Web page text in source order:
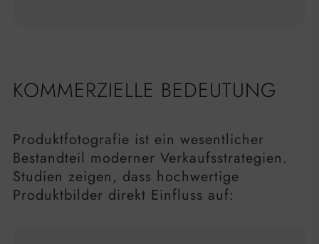
KOMMERZIELLE BEDEUTUNG
Produktfotografie ist ein wesentlicher
Bestandteil moderner Verkaufsstrategien.
Studien zeigen, dass hochwertige
Produktbilder direkt Einfluss auf: